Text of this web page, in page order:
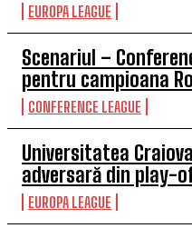
EUROPA LEAGUE
Scenariul –
pentru campioana
CONFERENCE LEAGUE
Universitatea
adversară din play-
EUROPA LEAGUE